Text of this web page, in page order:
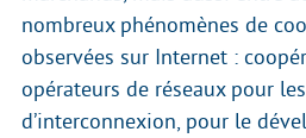
nombreux phénomènes de
observées sur Internet :
opérateurs de réseaux pour
d’interconnexion, pour le